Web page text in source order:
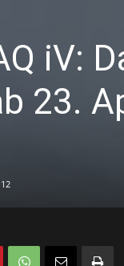
iV:
23.